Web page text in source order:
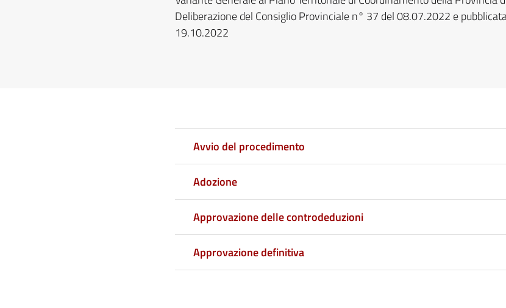
Deliberazione del Consiglio Provinciale n° 37 del 08.07.2022 e
19.10.2022
Avvio del procedimento
Adozione
Approvazione delle controdeduzioni
Approvazione definitiva